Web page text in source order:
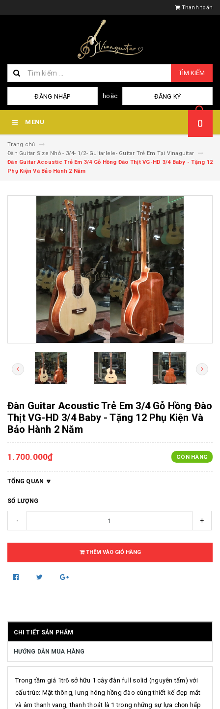
Thanh toán
TÌM KIẾM
ĐĂNG NHẬP hoặc ĐĂNG KÝ
MENU 0
Trang chủ
Đàn Guitar Size Nhỏ - 3/4- 1/2- Guitarlele- Guitar Trẻ Em Tại Vinaguitar
Đàn Guitar Acoustic Trẻ Em 3/4 Gỗ Hồng Đào Thịt VG-HD 3/4 Baby - Tặng 12
Phụ Kiện Và Bảo Hành 2 Năm
Đàn Guitar Acoustic Trẻ Em 3/4 Gỗ Hồng Đào
Thịt VG-HD 3/4 Baby - Tặng 12 Phụ Kiện Và
Bảo Hành 2 Năm
1.700.000₫ CÒN HÀNG
TỔNG QUAN
SỐ LƯỢNG
- +
THÊM VÀO GIỎ HÀNG
CHI TIẾT SẢN PHẨM
HƯỚNG DẪN MUA HÀNG
Trong tầm giá 1tr6 sở hữu 1 cây đàn full solid (nguyên tấm) với
cấu trúc: Mặt thông, lưng hông hồng đào cùng thiết kế đẹp mắt
và âm thanh vang, thanh thoát là 1 trong những sự lựa chọn hấp